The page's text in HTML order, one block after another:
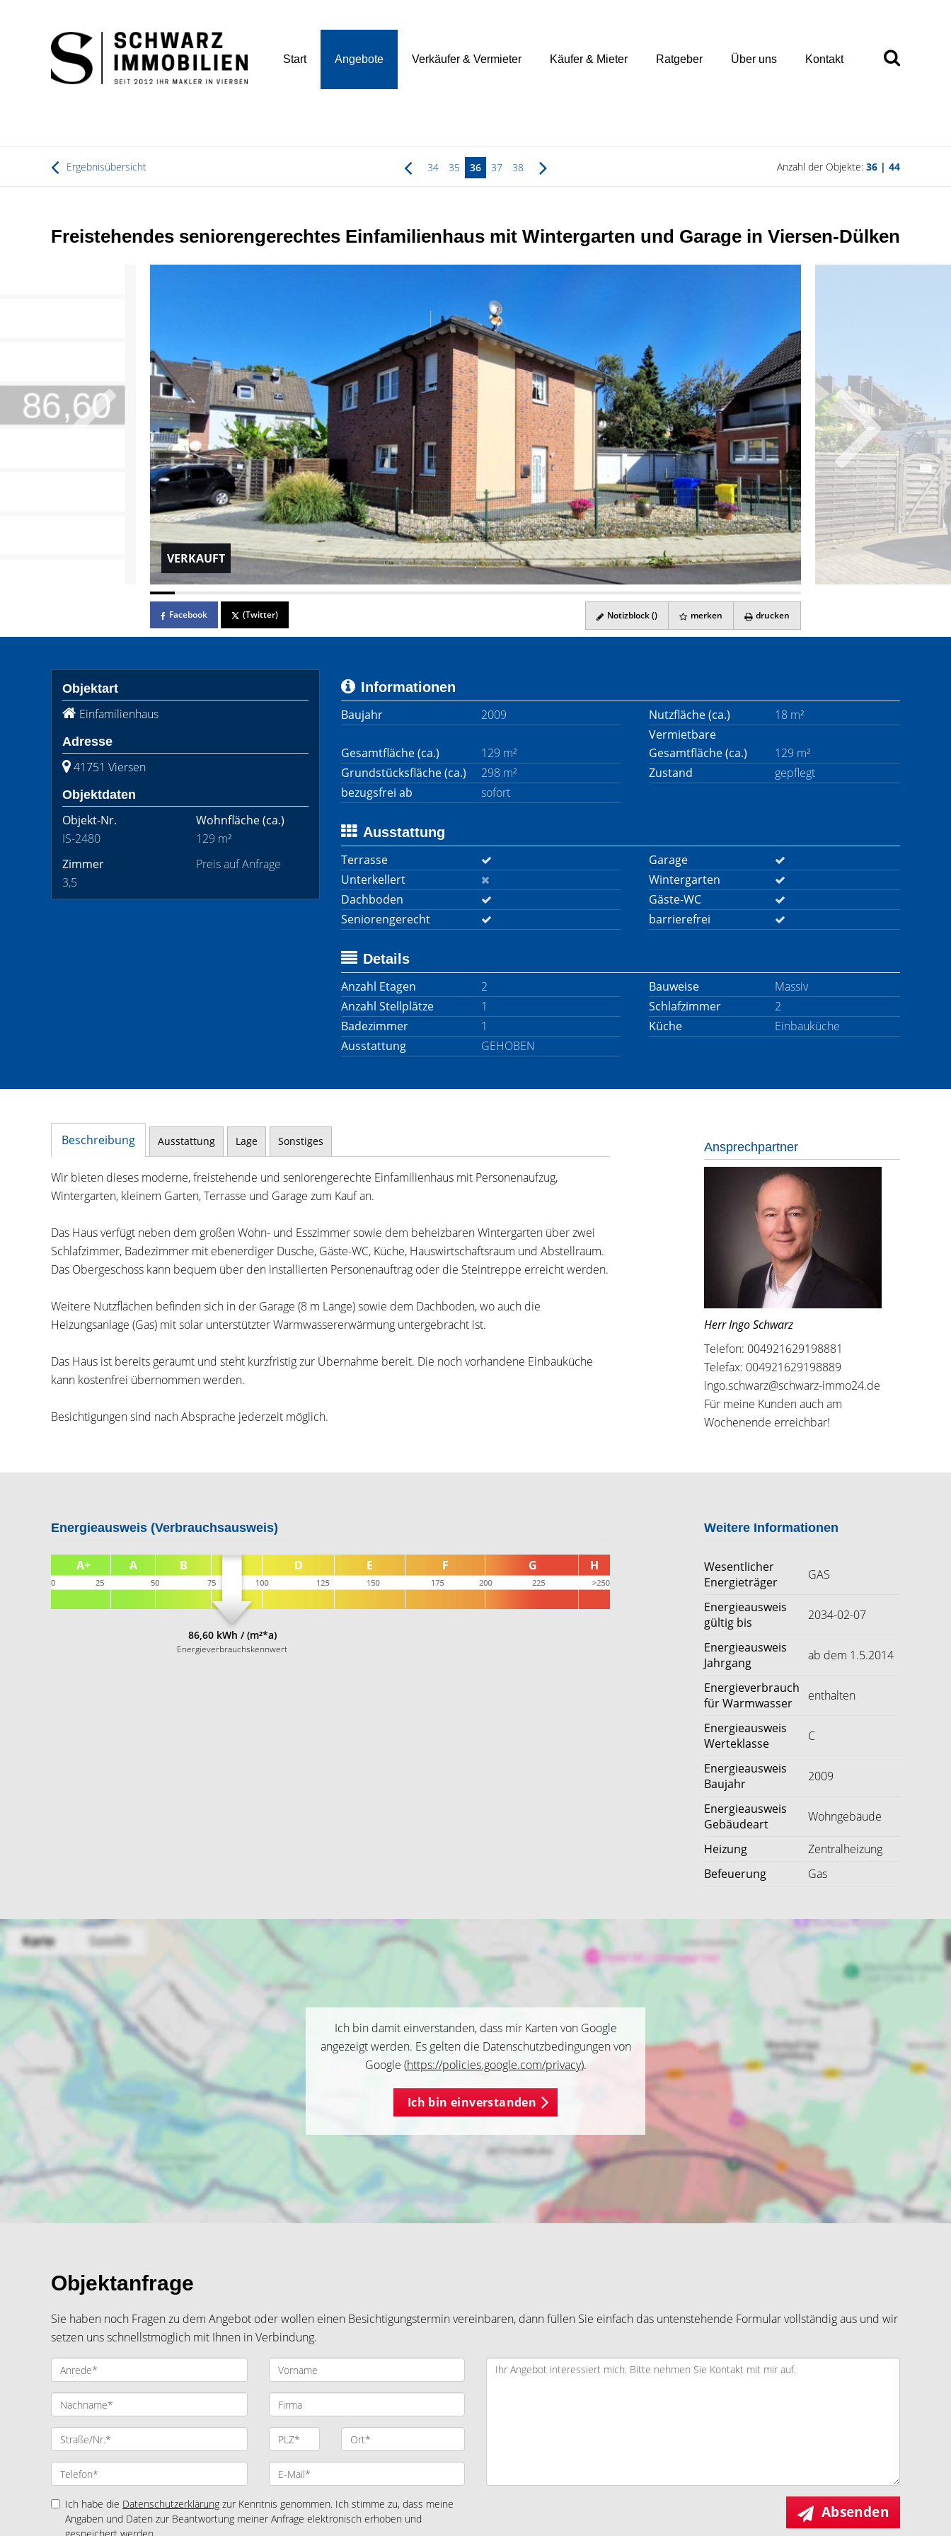
Start Angebote Verkäufer & Vermieter Käufer & Mieter Ratgeber Über uns Kontakt
Ergebnisübersicht 34 35 36 37 38 Anzahl der Objekte: 36 | 44
Freistehendes seniorengerechtes Einfamilienhaus mit Wintergarten und Garage in Viersen-Dülken
.
VERKAUFT
Facebook (Twitter) Notizblock () merken drucken
Objektart
Einfamilienhaus
Adresse
41751 Viersen
Objektdaten
Objekt-Nr.
IS-2480
Wohnfläche(ca.)
129 m²
Zimmer
3,5
Preis auf Anfrage
Informationen
Baujahr
2009 Nutzfläche (ca.) 18 m²
Gesamtfläche (ca.) 129 m²
Vermietbare
Gesamtfläche (ca.)
129 m²
Grundstücksfläche (ca.)
298 m² Zustand
gepflegt
bezugsfrei ab
sofort
Ausstattung
Terrasse
Garage
Unterkellert
Wintergarten
Dachboden
Gäste-WC
Seniorengerecht
barrierefrei
Details
Anzahl Etagen
2 Bauweise
Massiv
Anzahl Stellplätze
1 Schlafzimmer
2
Badezimmer
1 Küche
Einbauküche
Ausstattung
GEHOBEN
Beschreibung Ausstattung Lage Sonstiges
Wir bieten dieses moderne, freistehende und seniorengerechte Einfamilienhaus mit Personenaufzug,
Wintergarten, kleinem Garten, Terrasse und Garage zum Kauf an.
Das Haus verfügt neben dem großen Wohn- und Esszimmer sowie dem beheizbaren Wintergarten über zwei
Schlafzimmer, Badezimmer mit ebenerdiger Dusche, Gäste-WC, Küche, Hauswirtschaftsraum und Abstellraum.
Das Obergeschoss kann bequem über den installierten Personenauftrag oder die Steintreppe erreicht werden.
Weitere Nutzflächen befinden sich in der Garage (8 m Länge) sowie dem Dachboden, wo auch die
Heizungsanlage (Gas) mit solar unterstützter Warmwassererwärmung untergebracht ist.
Das Haus ist bereits geräumt und steht kurzfristig zur Übernahme bereit. Die noch vorhandene Einbauküche
kann kostenfrei übernommen werden.
Besichtigungen sind nach Absprache jederzeit möglich.
Ansprechpartner
Herr Ingo Schwarz
Telefon: 004921629198881
Telefax: 004921629198889
ingo.schwarz@schwarz-immo24.de
Für meine Kunden auch am
Wochenende erreichbar!
Energieausweis (Verbrauchsausweis)
86,60 kWh / (m²*a)
Energieverbrauchskennwert
Weitere Informationen
Wesentlicher
Energieträger
GAS
Energieausweis
gültig bis
2034-02-07
Energieausweis
Jahrgang
ab dem 1.5.2014
Energieverbrauch
für Warmwasser
enthalten
Energieausweis
Werteklasse
C
Energieausweis
Baujahr
2009
Energieausweis
Gebäudeart
Wohngebäude
Heizung
Zentralheizung
Befeuerung
Gas
Ich bin damit einverstanden, dass mir Karten von Google
angezeigt werden. Es gelten die Datenschutzbedingungen von
Google (https://policies.google.com/privacy).
Ich bin einverstanden
Objektanfrage
Sie haben noch Fragen zu dem Angebot oder wollen einen Besichtigungstermin vereinbaren, dann füllen Sie einfach das untenstehende Formular vollständig aus und wir
setzen uns schnellstmöglich mit Ihnen in Verbindung.
Ich habe die Datenschutzerklärung zur Kenntnis genommen. Ich stimme zu, dass meine
Angaben und Daten zur Beantwortung meiner Anfrage elektronisch erhoben und
Absenden